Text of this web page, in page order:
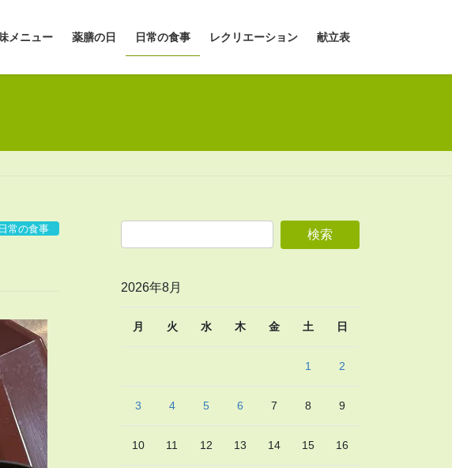
メニュー 薬膳の日 日常の食事 レクリエーション 献立表
日常の食事
2026年8月
月 火 水 木 金 土 日
1 2
3 4 5 6 7 8 9
10 11 12 13 14 15 16